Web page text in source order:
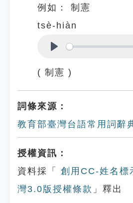
例如：
制憲
tsè-hiàn
( 制憲 )
詞條來源：
教育部臺灣台語常用詞辭
授權資訊：
資料採「
創用CC-姓名標
灣3.0版授權條款 」釋出